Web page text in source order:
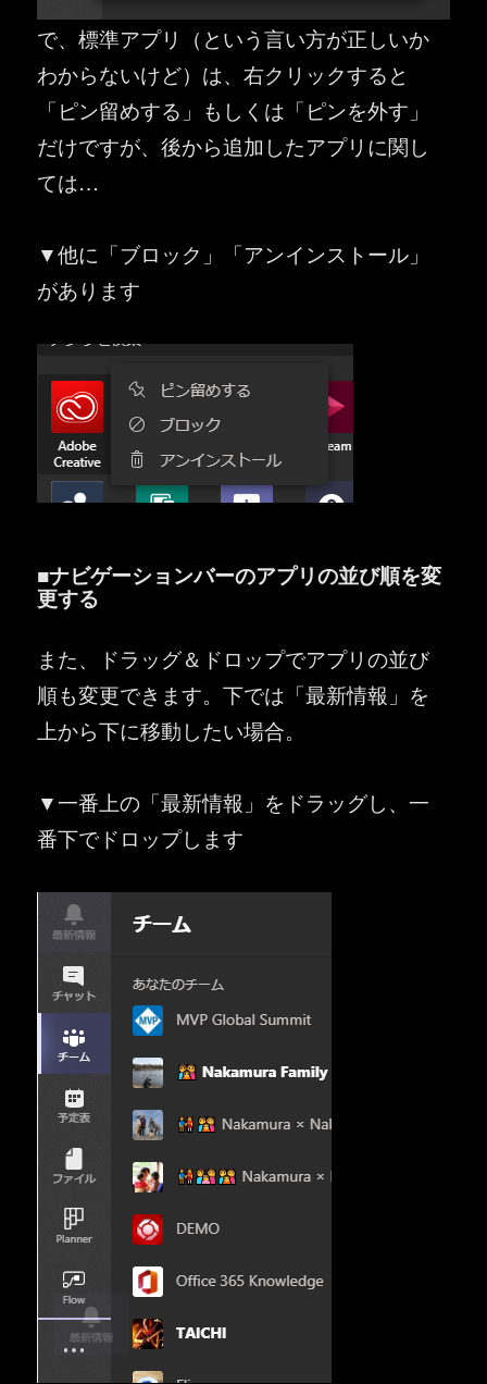
で、標準アプリ（という言い方が正しいか
わからないけど）は、右クリックすると
「ピン留めする」もしくは「ピンを外す」
だけですが、後から追加したアプリに関し
ては…
▼他に「ブロック」「アンインストール」
があります
■ナビゲーションバーのアプリの並び順を変
更する
また、ドラッグ＆ドロップでアプリの並び
順も変更できます。下では「最新情報」を
上から下に移動したい場合。
▼一番上の「最新情報」をドラッグし、一
番下でドロップします